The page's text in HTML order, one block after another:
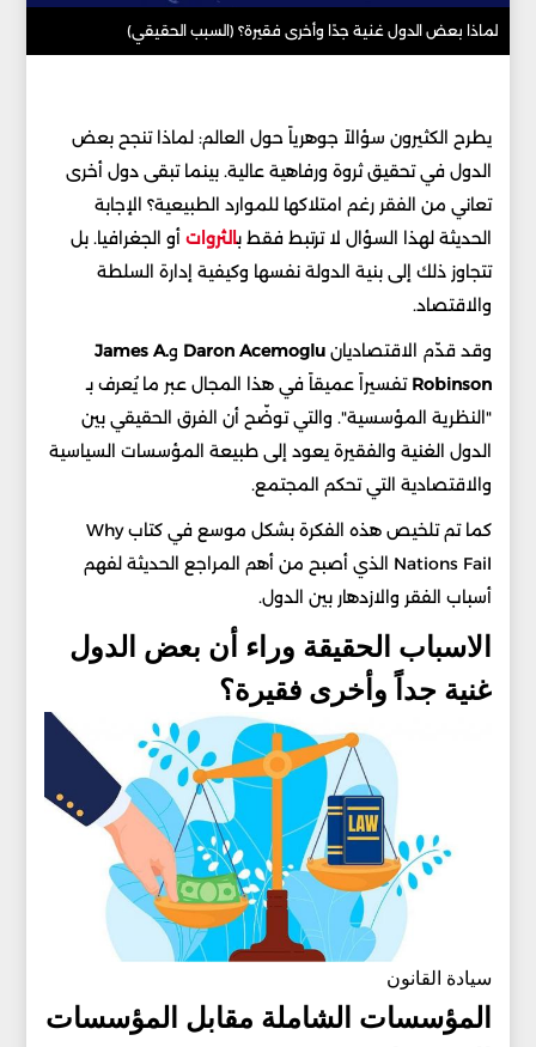
لماذا بعض الدول غنية جدًا وأخرى فقيرة؟ (السبب الحقيقي)
يطرح الكثيرون سؤالاً جوهرياً حول العالم: لماذا تنجح بعض
الدول في تحقيق ثروة ورفاهية عالية. بينما تبقى دول أخرى
تعاني من الفقر رغم امتلاكها للموارد الطبيعية؟ الإجابة
الحديثة لهذا السؤال لا ترتبط فقط بالثروات أو الجغرافيا. بل
تتجاوز ذلك إلى بنية الدولة نفسها وكيفية إدارة السلطة
والاقتصاد.
وقد قدّم الاقتصاديانDaron Acemoglu وJames A.
Robinson تفسيراً عميقاً في هذا المجال عبر ما يُعرف بـ
"النظرية المؤسسية". والتي توضّح أن الفرق الحقيقي بين
الدول الغنية والفقيرة يعود إلى طبيعة المؤسسات السياسية
والاقتصادية التي تحكم المجتمع.
كما تم تلخيص هذه الفكرة بشكل موسع في كتاب Why
Nations Fail الذي أصبح من أهم المراجع الحديثة لفهم
أسباب الفقر والازدهار بين الدول.
الاسباب الحقيقة وراء أن بعض الدول
غنية جداً وأخرى فقيرة؟
سيادة القانون
المؤسسات الشاملة مقابل المؤسسات